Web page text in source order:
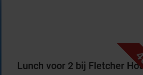
Lunch voor 2 bij Fletcher